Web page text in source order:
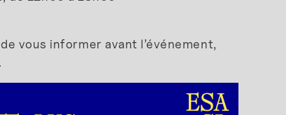
vous informer avant l’événement,
.